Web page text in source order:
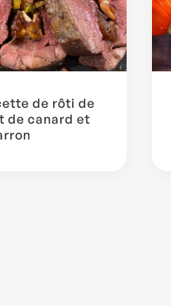
de rôti de
de canard et